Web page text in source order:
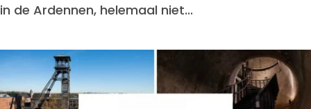
in de Ardennen, helemaal niet...